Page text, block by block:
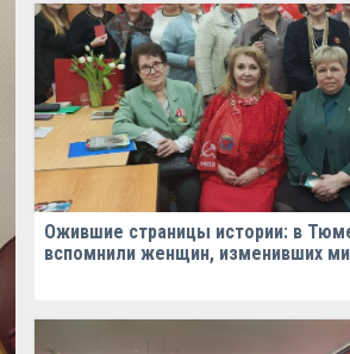
Ожившие страницы истории: в
вспомнили женщин, изменивших